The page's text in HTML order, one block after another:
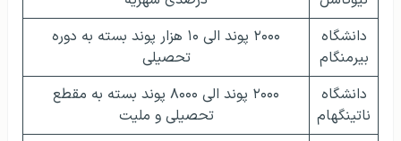
دانشگاه
بیرمنگام
۲۰۰۰ پوند الی ۱۰ هزار پوند بسته به دوره
تحصیلی
دانشگاه
ناتینگهام
۲۰۰۰ پوند الی ۸۰۰۰ پوند بسته به مقطع
تحصیلی و ملیت